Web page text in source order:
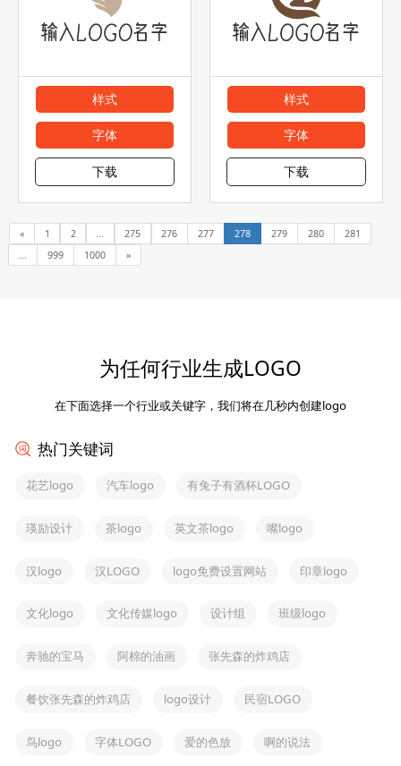
样式
字体
下载
样式
字体
下载
« 1 2 275 276 277 278 279 280
281
999 1000 »
为任何行业生成LOGO
在下面选择一个行业或关键字，我们将在几秒内创建logo
热门关键词
花艺logo 汽车logo 有兔子有酒杯LOGO
瑛励设计 茶logo 英文茶logo 嘴logo
汉logo 汉LOGO logo免费设置网站 印章logo
文化logo 文化传媒logo 设计组 班级logo
奔驰的宝马 阿棉的油画 张先森的炸鸡店
餐饮张先森的炸鸡店 logo设计 民宿LOGO
鸟logo 字体LOGO 爱的色放 啊的说法